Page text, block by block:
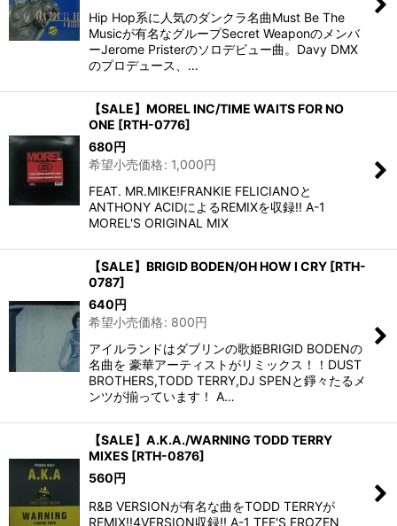
Hip Hop系に人気のダンクラ名曲Must Be The
Musicが有名なグループSecret Weaponのメンバ
ーJerome Pristerのソロデビュー曲。Davy DMX
のプロデュース、…
【SALE】MOREL INC/TIME WAITS FOR NO
ONE [RTH-0776]
680円
希望小売価格: 1,000円
FEAT. MR.MIKE!FRANKIE FELICIANOと
ANTHONY ACIDによるREMIXを収録!! A-1
MOREL'S ORIGINAL MIX
【SALE】BRIGID BODEN/OH HOW I CRY [RTH-
0787]
640円
希望小売価格: 800円
アイルランドはダブリンの歌姫BRIGID BODENの
名曲を 豪華アーティストがリミックス！！DUST
BROTHERS,TODD TERRY,DJ SPENと錚々たるメ
ンツが揃っています！ A…
【SALE】A.K.A./WARNING TODD TERRY
MIXES [RTH-0876]
560円
R&B VERSIONが有名な曲をTODD TERRYが
REMIX!!4VERSION収録!! A-1 TEE'S FROZEN